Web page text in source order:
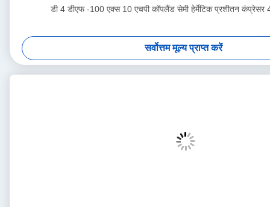
डी 4 डीएफ -100 एक्स 10 एचपी कॉपलैंड सेमी हेर्मेटिक प्रशीतन कंप्रेसर
सर्वोत्तम मूल्य प्राप्त करें